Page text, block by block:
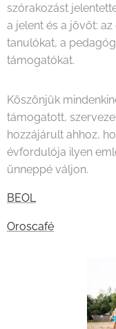
szórakozást
a jelent és a jövőt:
tanulókat, a
támogatókat.
Köszönjük
támogatott,
hozzájárult ahhoz,
évfordulója ilyen
ünneppé váljon.
BEOL
Oroscafé